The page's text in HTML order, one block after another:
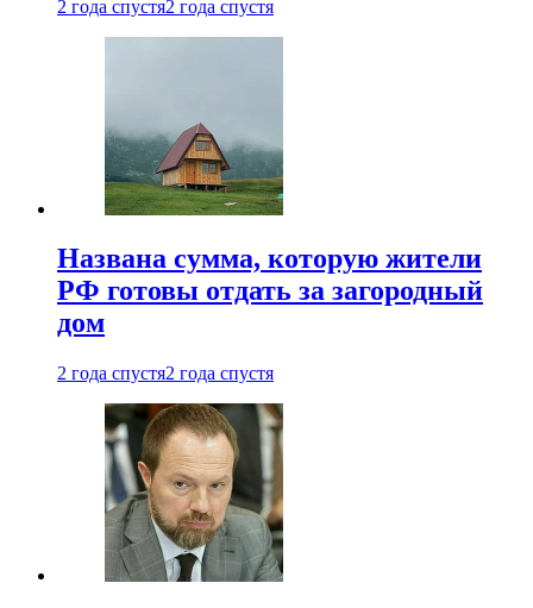
2 года спустя2 года спустя
Названа сумма, которую жители
РФ готовы отдать за загородный
дом
2 года спустя2 года спустя